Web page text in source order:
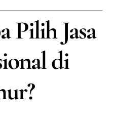
Pilih Jasa
di